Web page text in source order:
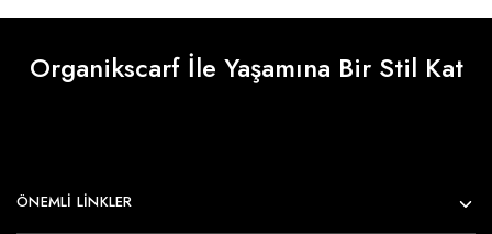
Organikscarf İle Yaşamına Bir Stil Kat
ÖNEMLI LINKLER